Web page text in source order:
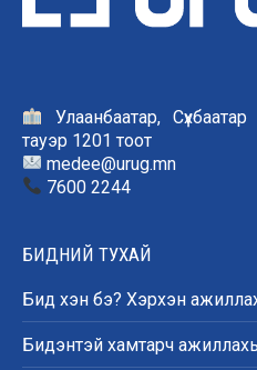
Улаанбаатар,
тауэр 1201 тоот
medee@urug.mn
7600 2244
БИДНИЙ ТУХАЙ
Бид хэн бэ? Хэрхэн
Бидэнтэй хамтарч